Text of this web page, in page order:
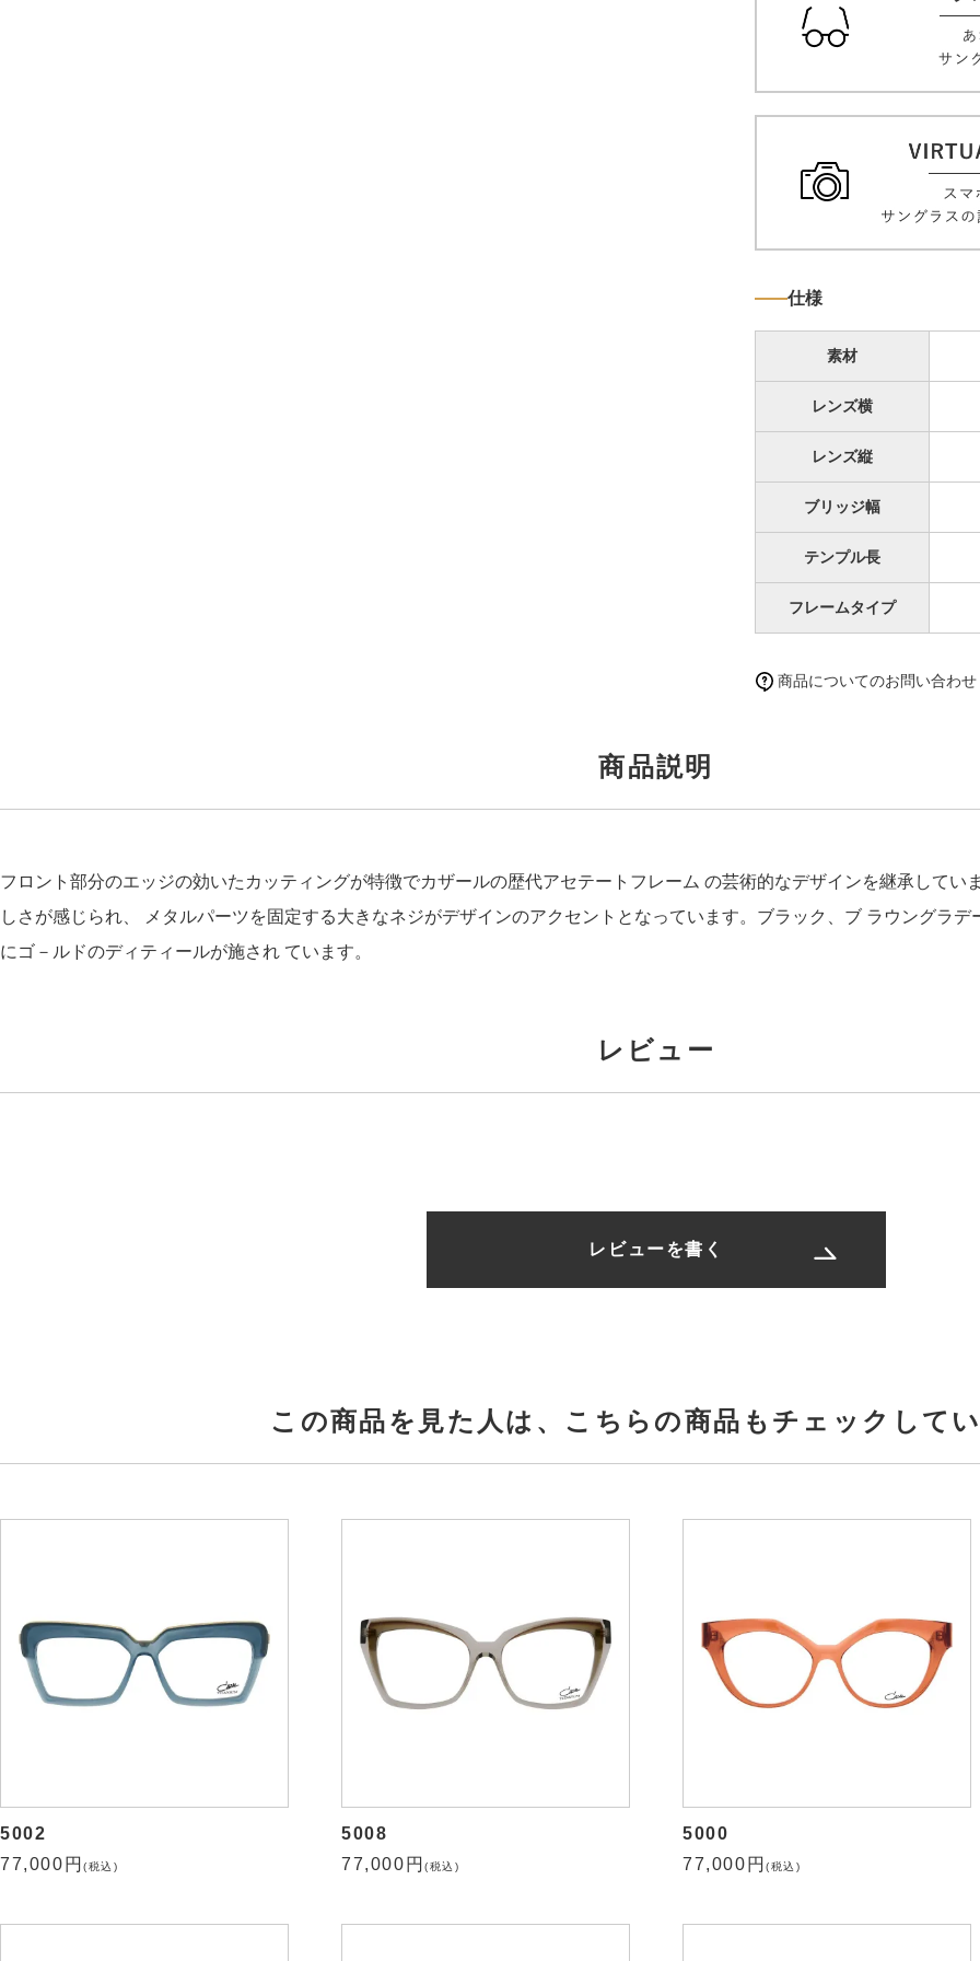
仕様
素材
レンズ横
レンズ縦
ブリッジ幅
テンプル長
フレームタイプ
商品についてのお問い合わせ
商品説明
フロント部分のエッジの効いたカッティングが特徴でカザールの歴代アセテートフレーム の芸術的なデザインを継承してい
しさが感じられ、 メタルパーツを固定する大きなネジがデザインのアクセントとなっています。ブラック、ブ ラウングラ
にゴ－ルドのディティールが施され ています。
レビュー
レビューを書く
この商品を見た人は、 こちらの商品もチェックして
5002
77,000円(税込)
5008
77,000円(税込)
5000
77,000円(税込)